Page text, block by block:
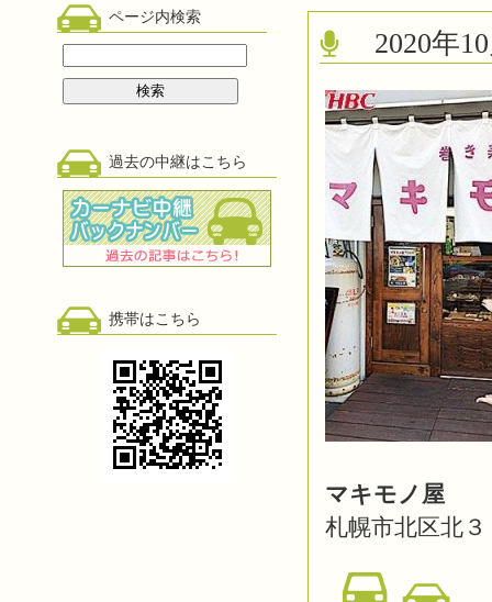
ページ内検索
過去の中継はこちら
携帯はこちら
2020年
マキモノ屋
札幌市北区北